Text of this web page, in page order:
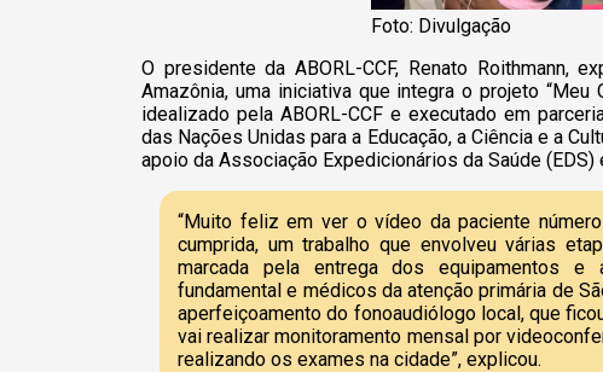
Foto: Divulgação
O presidente da ABORL-CCF, Renato Roithmann,
Amazônia, uma iniciativa que integra o projeto
idealizado pela ABORL-CCF e executado em
das Nações Unidas para a Educação, a Ciência e a
apoio da Associação Expedicionários da Saúde (EDS)
“Muito feliz em ver o vídeo da paciente
cumprida, um trabalho que envolveu várias
marcada pela entrega dos equipamentos
fundamental e médicos da atenção primária de
aperfeiçoamento do fonoaudiólogo local, que
vai realizar monitoramento mensal por
realizando os exames na cidade”, explicou.